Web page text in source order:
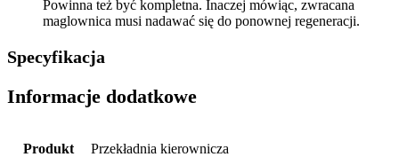
Powinna też być kompletna. Inaczej mówiąc, zwracana
maglownica musi nadawać się do ponownej regeneracji.
Specyfikacja
Informacje dodatkowe
Produkt Przekładnia kierownicza